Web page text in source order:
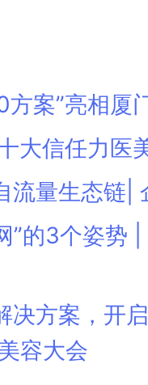
案”亮相厦
大信任力医
流量生态链|
”的3个姿势
决方案，开
容大会